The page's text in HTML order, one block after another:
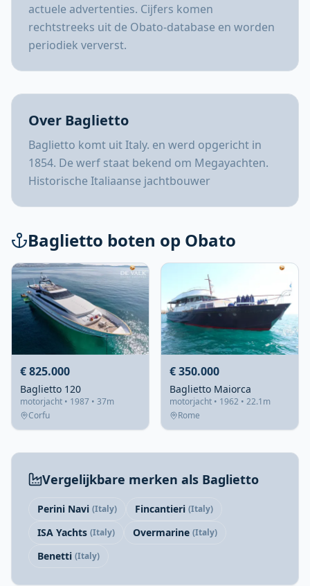
actuele advertenties. Cijfers komen
rechtstreeks uit de Obato-database en worden
periodiek ververst.
Over Baglietto
Baglietto komt uit Italy. en werd opgericht in
1854. De werf staat bekend om Megayachten.
Historische Italiaanse jachtbouwer
Baglietto boten op Obato
€ 825.000
Baglietto 120
motorjacht • 1987 • 37m
Corfu
€ 350.000
Baglietto Maiorca
motorjacht • 1962 • 22.1m
Rome
Vergelijkbare merken als Baglietto
Perini Navi (Italy) Fincantieri (Italy)
ISA Yachts (Italy) Overmarine (Italy)
Benetti (Italy)